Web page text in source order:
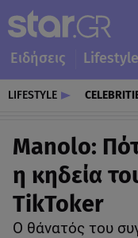
Ειδήσεις Lifestyle
LIFESTYLE
Manolo:
η κηδεία
TikToker
Ο θάνατός του